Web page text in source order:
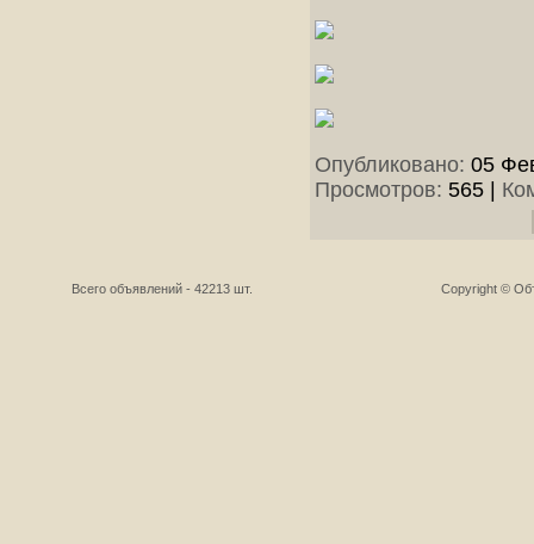
Опубликовано: 05
Просмотров: 565
Всего объявлений - 42213 шт. Copyright ©